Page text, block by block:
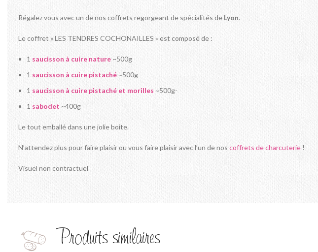
Régalez vous avec un de nos coffrets regorgeant de spécialités de Lyon.
Le coffret « LES TENDRES COCHONAILLES » est composé de :
1 saucisson à cuire nature ~500g
1 saucisson à cuire pistaché ~500g
1 saucisson à cuire pistaché et morilles ~500g-
1 sabodet ~400g
Le tout emballé dans une jolie boite.
N’attendez plus pour faire plaisir ou vous faire plaisir avec l’un de nos coffrets de charcuterie !
Visuel non contractuel
Produits similaires